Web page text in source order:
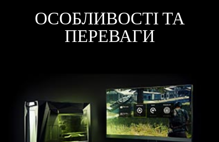
ОСОБЛИВОСТІ ТА
ПЕРЕВАГИ